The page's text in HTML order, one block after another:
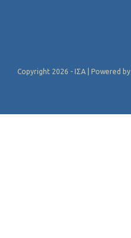
Copyright 2026 - ΙΣΑ | Powered by